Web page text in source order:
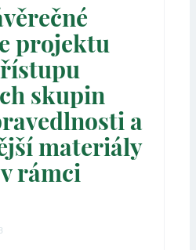
projektu
skupin
a
materiály
rámci